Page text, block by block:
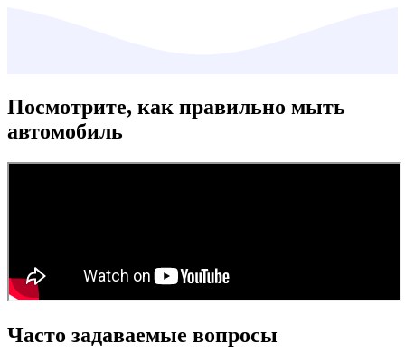
Посмотрите, как правильно мыть
автомобиль
Часто задаваемые вопросы